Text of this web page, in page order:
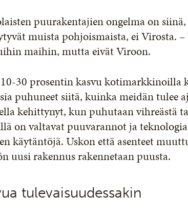
puurakentajien ongelma on
muista pohjoismaista, ei Virosta.
maihin, mutta eivät Viroon.
30 prosentin kasvu kotimarkkinoilla
puhuneet siitä, kuinka meidän tulee
kehittynyt, kun puhutaan vihreästä
on valtavat puuvarannot ja
käytäntöjä. Uskon että asenteet
uusi rakennus rakennetaan puusta.
tulevaisuudessakin